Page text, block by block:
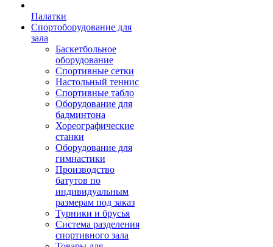
Палатки
Спортоборудование для
зала
Баскетбольное
оборудование
Спортивные сетки
Настольный теннис
Спортивные табло
Оборудование для
бадминтона
Хореографические
станки
Оборудование для
гимнастики
Производство
батутов по
индивидуальным
размерам под заказ
Турники и брусья
Система разделения
спортивного зала